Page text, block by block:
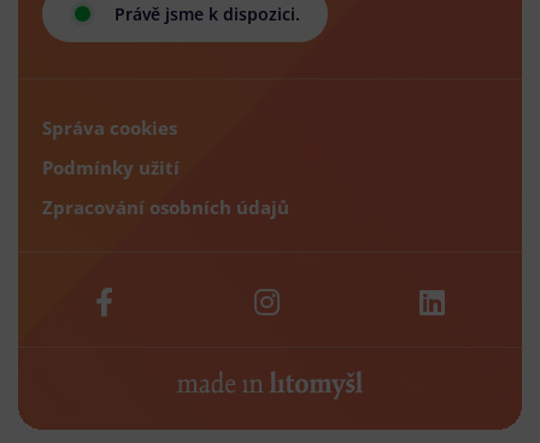
Právě jsme k dispozici.
Správa cookies
Podmínky užití
Zpracování osobních údajů